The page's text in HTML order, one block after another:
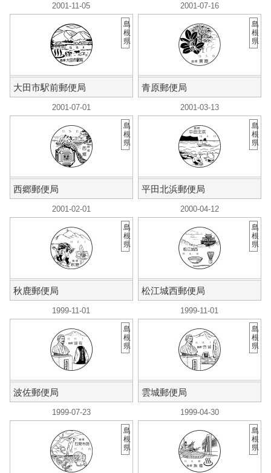
2001-11-05
大田市駅前郵便局
島
根
県
2001-07-16
青原郵便局
島
根
県
2001-07-01
西郷郵便局
島
根
県
2001-03-13
平田北浜郵便局
島
根
県
2001-02-01
秋鹿郵便局
島
根
県
2000-04-12
松江城西郵便局
島
根
県
1999-11-01
波佐郵便局
島
根
県
1999-11-01
雲城郵便局
島
根
県
1999-07-23
島
根
県
1999-04-30
島
根
県